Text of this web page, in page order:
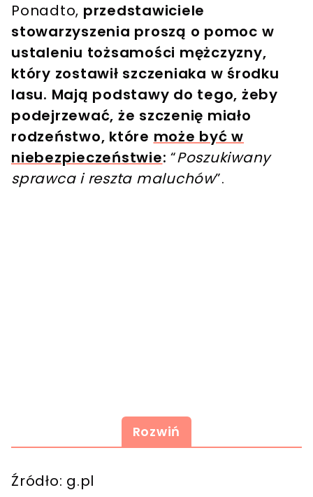
Ponadto, przedstawiciele
stowarzyszenia proszą o pomoc w
ustaleniu tożsamości mężczyzny,
który zostawił szczeniaka w środku
lasu. Mają podstawy do tego, żeby
podejrzewać, że szczenię miało
rodzeństwo, które może być w
niebezpieczeństwie: “Poszukiwany
sprawca i reszta maluchów”.
Rozwiń
Źródło: g.pl